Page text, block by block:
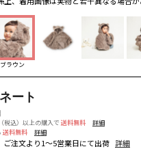
ブラウン
ート
税込）以上の購入で 送料無料
詳細
送料無料 詳細
ご注文より1～5営業日にて出荷 詳細